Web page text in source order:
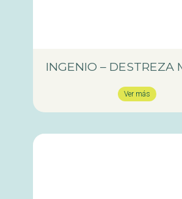
INGENIO – DESTREZA
Ver más